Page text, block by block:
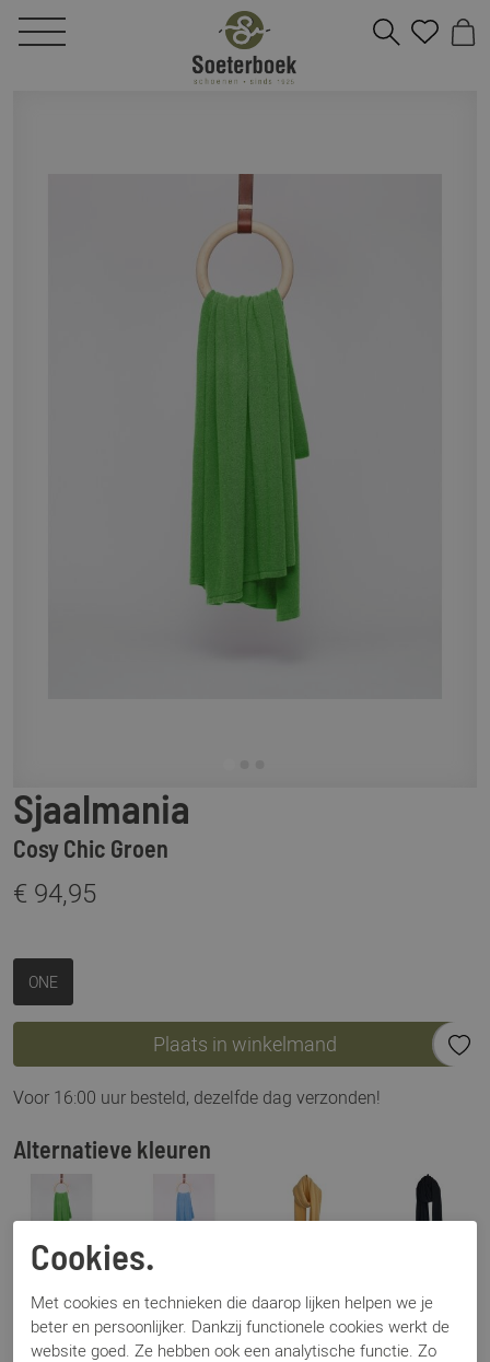
Sjaalmania
Cosy Chic Groen
€ 94,95
ONE
Plaats in winkelmand
Voor 16:00 uur besteld, dezelfde dag verzonden!
Alternatieve kleuren
Cookies.
Met cookies en technieken die daarop lijken helpen we je
beter en persoonlijker. Dankzij functionele cookies werkt de
website goed. Ze hebben ook een analytische functie. Zo